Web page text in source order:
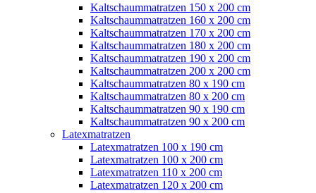
Kaltschaummatratzen 150 x 200 cm
Kaltschaummatratzen 160 x 200 cm
Kaltschaummatratzen 170 x 200 cm
Kaltschaummatratzen 180 x 200 cm
Kaltschaummatratzen 190 x 200 cm
Kaltschaummatratzen 200 x 200 cm
Kaltschaummatratzen 80 x 190 cm
Kaltschaummatratzen 80 x 200 cm
Kaltschaummatratzen 90 x 190 cm
Kaltschaummatratzen 90 x 200 cm
Latexmatratzen
Latexmatratzen 100 x 190 cm
Latexmatratzen 100 x 200 cm
Latexmatratzen 110 x 200 cm
Latexmatratzen 120 x 200 cm